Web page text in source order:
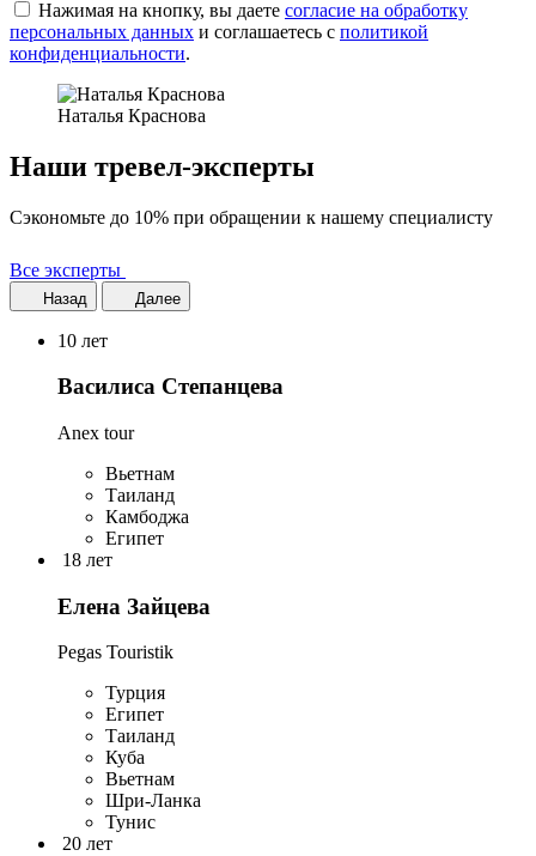
Нажимая на кнопку, вы даете согласие на обработку
персональных данных и соглашаетесь c политикой
конфиденциальности.
Наталья Краснова
Наши тревел-эксперты
Сэкономьте до 10% при обращении к нашему специалисту
Все эксперты
Назад Далее
10 лет
Василиса Степанцева
Anex tour
Вьетнам
Таиланд
Камбоджа
Египет
18 лет
Елена Зайцева
Pegas Touristik
Турция
Египет
Таиланд
Куба
Вьетнам
Шри-Ланка
Тунис
20 лет